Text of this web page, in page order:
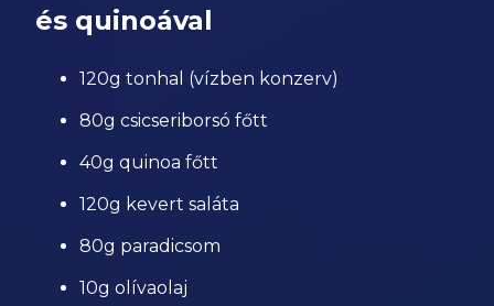
és quinoával
120g tonhal (vízben konzerv)
80g csicseriborsó főtt
40g quinoa főtt
120g kevert saláta
80g paradicsom
10g olívaolaj